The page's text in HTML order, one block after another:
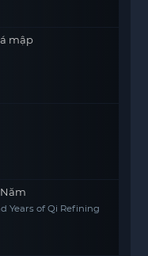
mập
Years of Qi Refining